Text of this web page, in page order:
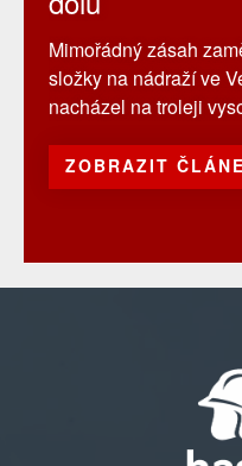
Mimořádný zásah
složky na nádraží ve
nacházel na troleji
ZOBRAZIT